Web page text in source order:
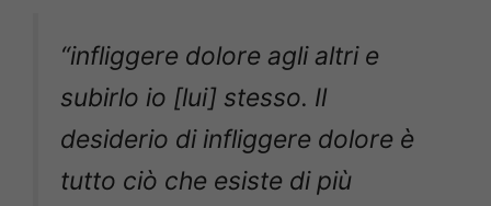
“infliggere dolore agli altri e
subirlo io [lui] stesso. Il
desiderio di infliggere dolore è
tutto ciò che esiste di più